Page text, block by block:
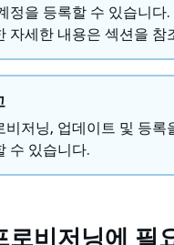
정을 등록할 수 있습니
자세한 내용은 섹션을 참
비저닝, 업데이트 및 등
수 있습니다.
로비저닝에 필